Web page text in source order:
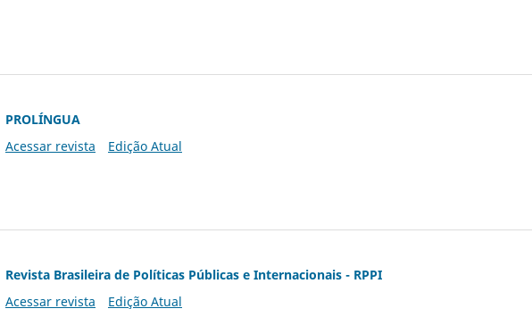
PROLÍNGUA
Acessar revista
Edição Atual
Revista Brasileira de Políticas Públicas e Internacionais - RPPI
Acessar revista
Edição Atual